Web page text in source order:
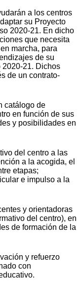
a los centros
su Proyecto
2020-21. En dicho
que necesita
marcha, para
de su
2020-21. Dichos
de un contrato-
catálogo de
en función de sus
y posibilidades en
del centro a las
a la acogida, el
etapas;
e impulso a la
y orientadoras
del centro), en
de formación de la
y refuerzo
con